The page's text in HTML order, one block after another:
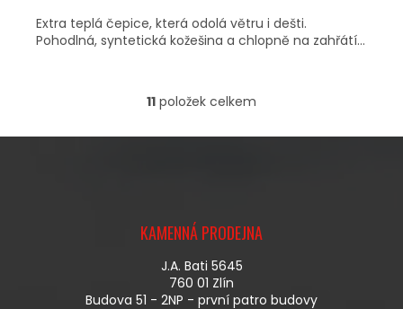
Extra teplá čepice, která odolá větru i dešti.
Pohodlná, syntetická kožešina a chlopně na zahřátí...
O
L
Í
P
R
V
K
11 položek celkem
KAMENNÁ PRODEJNA
J.A. Bati 5645
760 01 Zlín
Budova 51 - 2NP - první patro budovy